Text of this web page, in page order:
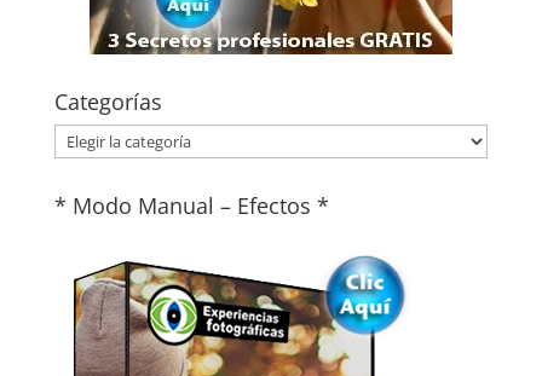
Categorías
Categorías
* Modo Manual – Efectos *